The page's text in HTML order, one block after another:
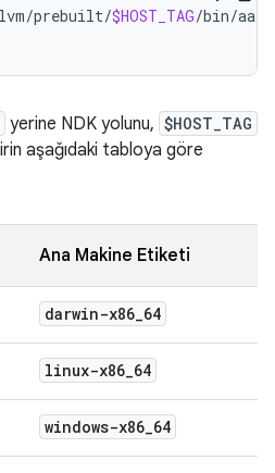
prebuilt/$HOST_TAG/bin/
yerine NDK yolunu, $HOST_TAG
aşağıdaki tabloya göre
Ana Makine Etiketi
darwin-x86_64
linux-x86_64
windows-x86_64